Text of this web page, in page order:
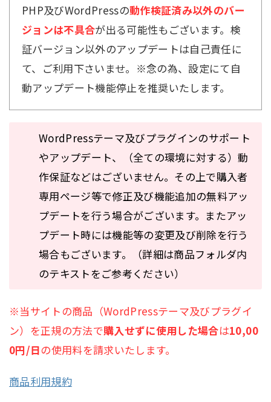
PHP及びWordPressの動作検証済み以外のバー
ジョンは不具合が出る可能性もございます。検
証バージョン以外のアップデートは自己責任に
て、ご利用下さいませ。※念の為、設定にて自
動アップデート機能停止を推奨いたします。
WordPressテーマ及びプラグインのサポート
やアップデート、（全ての環境に対する）動
作保証などはございません。その上で購入者
専用ページ等で修正及び機能追加の無料アッ
プデートを行う場合がございます。またアッ
プデート時には機能等の変更及び削除を行う
場合もございます。（詳細は商品フォルダ内
のテキストをご参考ください）
※当サイトの商品（WordPressテーマ及びプラグイ
ン）を正規の方法で購入せずに使用した場合は10,00
0円/日の使用料を請求いたします。
商品利用規約